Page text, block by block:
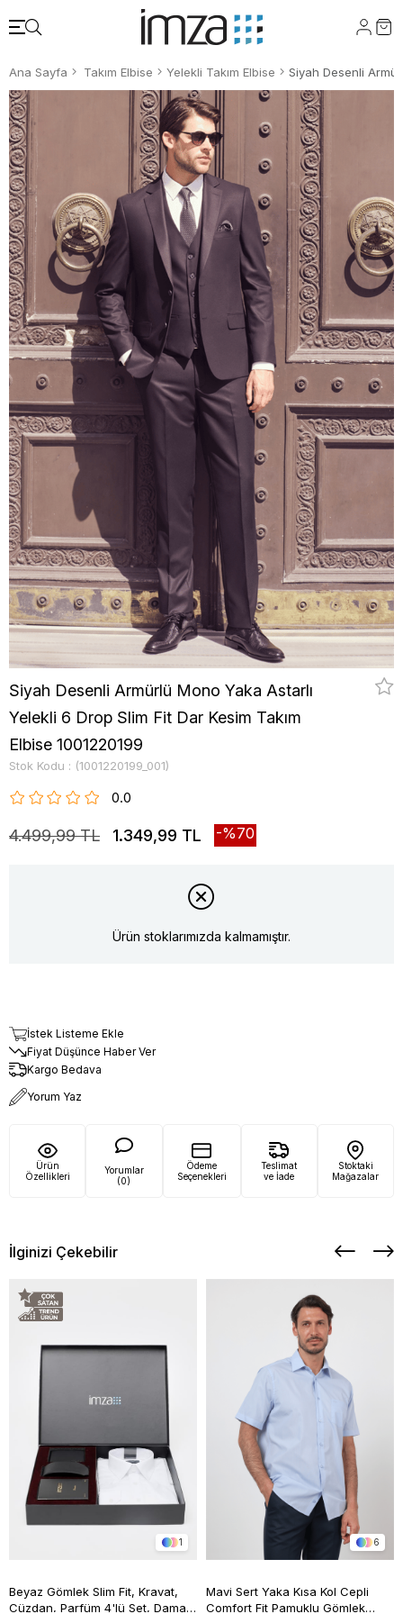
Ana Sayfa Takım Elbise Yelekli Takım Elbise
Siyah Desenli Armürlü Mono Yaka Astarlı
Yelekli 6 Drop Slim Fit Dar Kesim Takım
Elbise 1001220199
Stok Kodu (1001220199_001)
0.0
4.499,99 TL 1.349,99 TL 70
Ürün stoklarımızda kalmamıştır.
İstek Listeme Ekle
Fiyat Düşünce Haber Ver
Kargo Bedava
Yorum Yaz
Ürün
Özellikleri
Yorumlar
(0)
Ödeme
Seçenekleri
Teslimat
ve İade
Stoktaki
Mağazalar
İlginizi Çekebilir
1
Beyaz Gömlek Slim Fit, Kravat,
Cüzdan, Parfüm 4'lü Set, Damat
6
Mavi Sert Yaka Kısa Kol Cepli
Comfort Fit Pamuklu Gömlek